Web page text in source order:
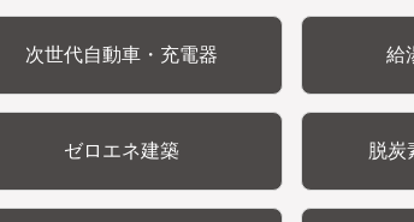
次世代自動車・充電器 給
ゼロエネ建築 脱炭